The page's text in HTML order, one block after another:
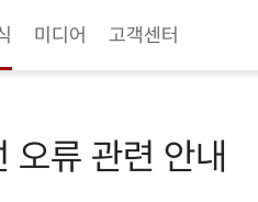
미디어 고객센터
오류 관련 안내